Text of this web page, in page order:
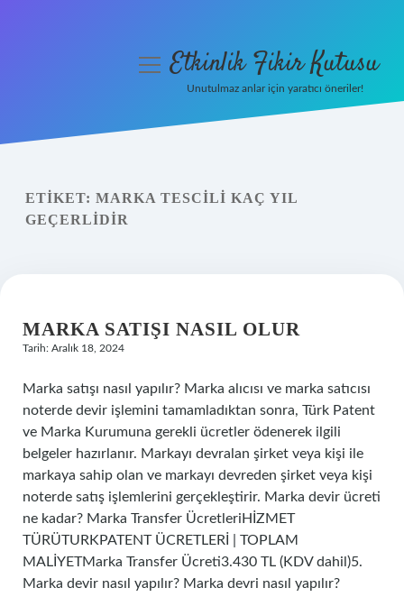
Yasal Uyarı
menüyüEtkinlik Fikir Kutusu
Unutulmaz anlar için yaratıcı öneriler!
ETIKET: MARKA TESCILI KAÇ YIL
GEÇERLIDIR
MARKA SATIŞI NASIL OLUR
Tarih: Aralık 18, 2024
Marka satışı nasıl yapılır? Marka alıcısı ve marka satıcısı
noterde devir işlemini tamamladıktan sonra, Türk Patent
ve Marka Kurumuna gerekli ücretler ödenerek ilgili
belgeler hazırlanır. Markayı devralan şirket veya kişi ile
markaya sahip olan ve markayı devreden şirket veya kişi
noterde satış işlemlerini gerçekleştirir. Marka devir ücreti
ne kadar? Marka Transfer ÜcretleriHİZMET
TÜRÜTURKPATENT ÜCRETLERİ | TOPLAM
MALİYETMarka Transfer Ücreti3.430 TL (KDV dahil)5.
Marka devir nasıl yapılır? Marka devri nasıl yapılır?